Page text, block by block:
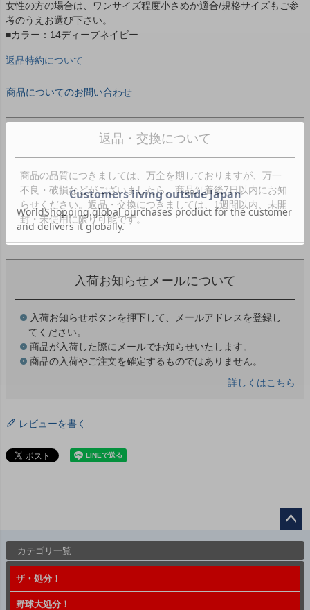
女性の方の場合は、ワンサイズ程度小さめか適合/規格サイズもご参
考のうえお選び下さい。
■カラー：14ディープネイビー
返品特約について
商品についてのお問い合わせ
返品・交換について
商品の品質につきましては、万全を期しておりますが、万一
不良・破損などがございましたら、商品到着後7日以内にお知
らせください。返品・交換につきましては、1週間以内、未開
封・未使用に限り可能です。
入荷お知らせメールについて
入荷お知らせボタンを押下して、メールアドレスを登録し
てください。
商品が入荷した際にメールでお知らせいたします。
商品の入荷やご注文を確定するものではありません。
詳しくはこちら
レビューを書く
カテゴリ一覧
ザ・処分！
野球大処分！
ップ